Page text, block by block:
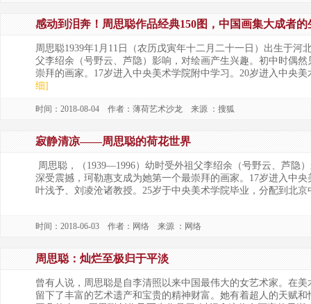
感动到泪奔！周思聪作品经典150图，中国画集大成者的
周思聪1939年1月11日（农历戊寅年十二月二十一日）出生于
父李绍余（号野云、芦隐）影响，对绘画产生兴趣。初中时偶
崇拜的画家。17岁进入中央美术学院附中学习。20岁进入中央
细]
时间：2018-08-04 作者：薄荷艺术沙龙 来源 ：搜狐
寂静清凉——周思聪的荷花世界
周思聪，（1939—1996）幼时受外祖父李绍余（号野云、芦隐
深受震撼，珂勒惠支成为她第一个最崇拜的画家。17岁进入中
叶浅予、刘凌沧诸教授。25岁于中央美术学院毕业，分配到北
时间：2018-06-03 作者：网络 来源 ：网络
周思聪：灿烂至极归于平淡
曾有人说，周思聪是自李清照以来中国最伟大的女艺术家。在
留下了丰富的艺术遗产和宝贵的精神财富。她有着超人的天赋